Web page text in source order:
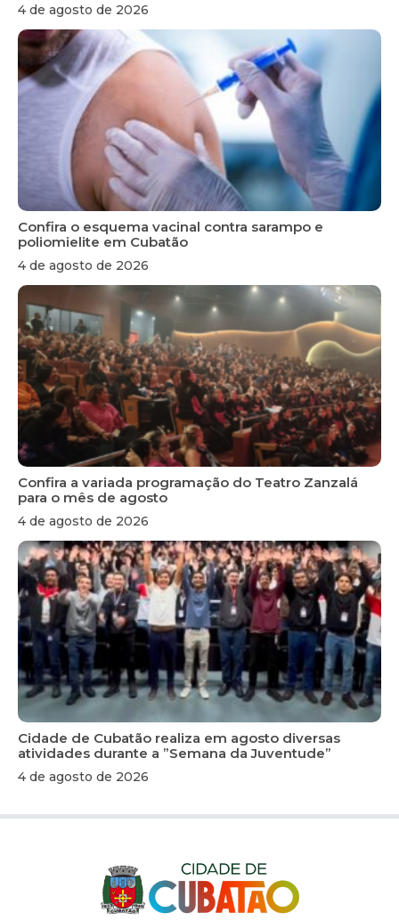
4 de agosto de 2026
Confira o esquema vacinal contra sarampo e
poliomielite em Cubatão
4 de agosto de 2026
Confira a variada programação do Teatro Zanzalá
para o mês de agosto
4 de agosto de 2026
Cidade de Cubatão realiza em agosto diversas
atividades durante a ”Semana da Juventude”
4 de agosto de 2026